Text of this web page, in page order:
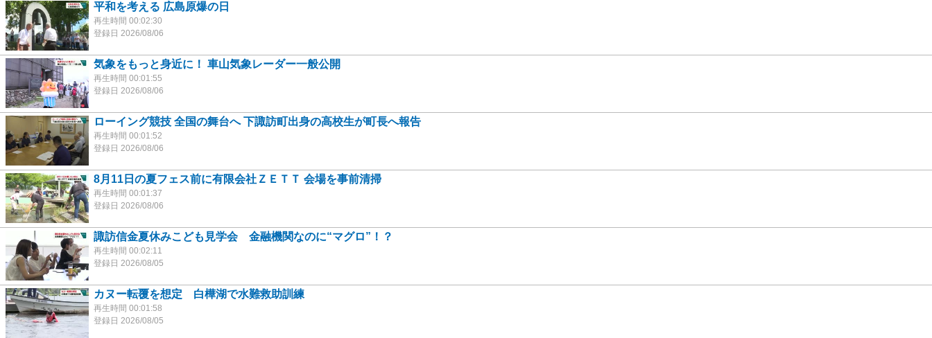
平和を考える 広島原爆の日
再生時間 00:02:30
登録日 2026/08/06
気象をもっと身近に！ 車山気象レーダー一般公開
再生時間 00:01:55
登録日 2026/08/06
ローイング競技 全国の舞台へ 下諏訪町出身の高校生が町長へ報告
再生時間 00:01:52
登録日 2026/08/06
8月11日の夏フェス前に有限会社ＺＥＴＴ 会場を事前清掃
再生時間 00:01:37
登録日 2026/08/06
諏訪信金夏休みこども見学会 金融機関なのに“マグロ”！？
再生時間 00:02:11
登録日 2026/08/05
カヌー転覆を想定 白樺湖で水難救助訓練
再生時間 00:01:58
登録日 2026/08/05